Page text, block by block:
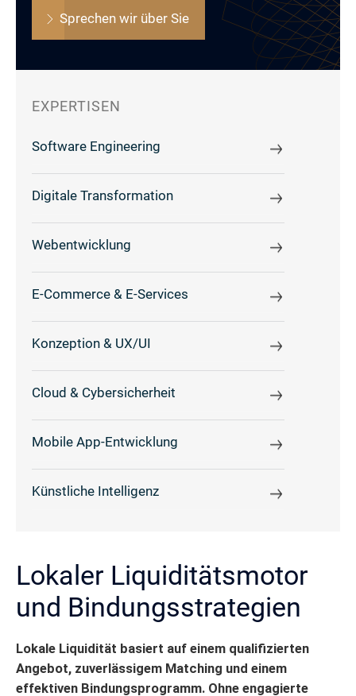
Sprechen wir über Sie
EXPERTISEN
Software Engineering
Digitale Transformation
Webentwicklung
E-Commerce & E-Services
Konzeption & UX/UI
Cloud & Cybersicherheit
Mobile App-Entwicklung
Künstliche Intelligenz
Lokaler Liquiditätsmotor
und Bindungsstrategien
Lokale Liquidität basiert auf einem qualifizierten
Angebot, zuverlässigem Matching und einem
effektiven Bindungsprogramm. Ohne engagierte